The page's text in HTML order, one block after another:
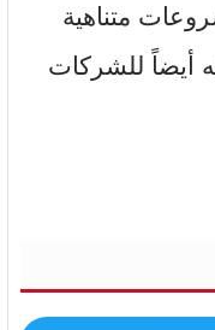
متناهية
أيضاً للشركات